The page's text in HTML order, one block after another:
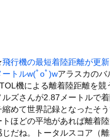
の形が透けてしまう
した。部屋まで持って行く →
い
爆発
出エロ動画（顔出し）が一番抜
飛行機の最短着陸距離が更
ートルw(ﾟoﾟ)wアラスカのバ
機による離着陸距離を競
ルズさんが2.87メートルで
縮めて世界記録となったそ
トほどの平地があれば離着
じだね。トータルスコア（